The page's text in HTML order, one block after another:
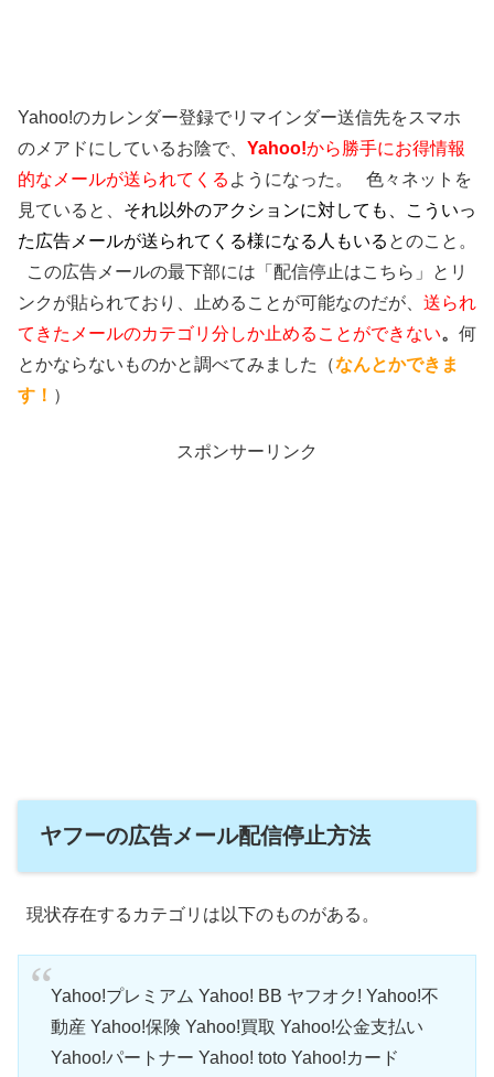
Yahoo!のカレンダー登録でリマインダー送信先をスマホ
のメアドにしているお陰で、 Yahoo!から勝手にお得情報
的なメールが送られてくる ようになった。 色々ネットを
見ていると、 それ以外のアクションに対しても、こういっ
た広告メールが送られてくる様になる人もいる とのこと。
この広告メールの最下部には「配信停止はこちら」とリ
ンクが貼られており、止めることが可能なのだが、 送られ
てきたメールのカテゴリ分しか止めることができない。 何
とかならないものかと調べてみました（なんとかできま
す！ ）
スポンサーリンク
ヤフーの広告メール配信停止方法
現状存在するカテゴリは以下のものがある。
Yahoo!プレミアム Yahoo! BB ヤフオク! Yahoo!不
動産 Yahoo!保険 Yahoo!買取 Yahoo!公金支払い
Yahoo!パートナー Yahoo! toto Yahoo!カード